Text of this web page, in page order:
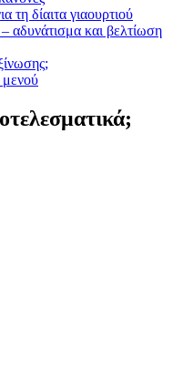
τη δίαιτα γιαουρτιού
αδυνάτισμα και βελτίωση
μενού